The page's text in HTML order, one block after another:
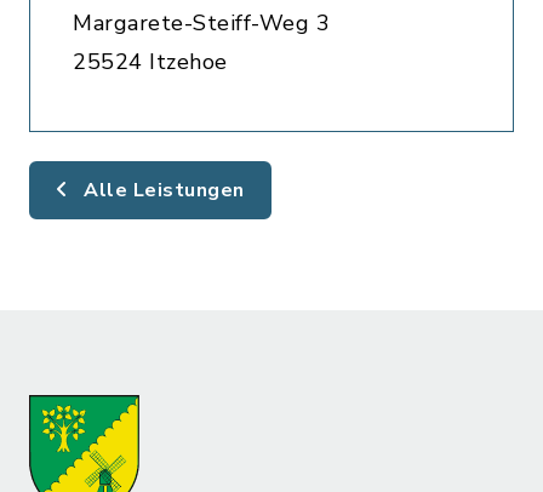
Margarete-Steiff-Weg 3
25524 Itzehoe
Alle Leistungen